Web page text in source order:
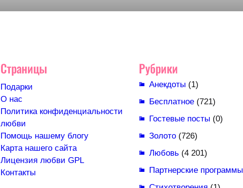
Страницы
Подарки
О нас
Политика конфиденциальности
любви
Помощь нашему блогу
Карта нашего сайта
Лицензия любви GPL
Контакты
Рубрики
Анекдоты (1)
Бесплатное (721)
Гостевые посты (0)
Золото (726)
Любовь (4 201)
Партнерские программы